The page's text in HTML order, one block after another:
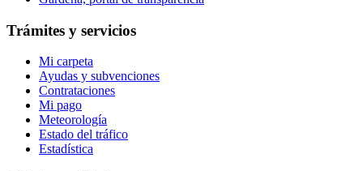
Trámites y servicios
Mi carpeta
Ayudas y subvenciones
Contrataciones
Mi pago
Meteorología
Estado del tráfico
Estadística